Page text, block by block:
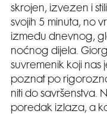
skrojen, izvezen i
svojih 5 minuta, no
između dnevnog,
noćnog dijela.
suvremenik koji nas
poznat po
niti do savršenstva.
poredak izlaza, a